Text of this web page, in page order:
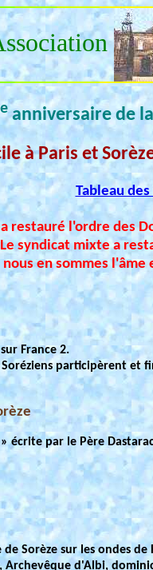
anniversaire de
à Paris et
Tableau
restauré l'ordre des
Le syndicat mixte a
nous en sommes
France 2.
participèrent et
écrite par le Père
Sorèze sur les ondes
d'Albi,